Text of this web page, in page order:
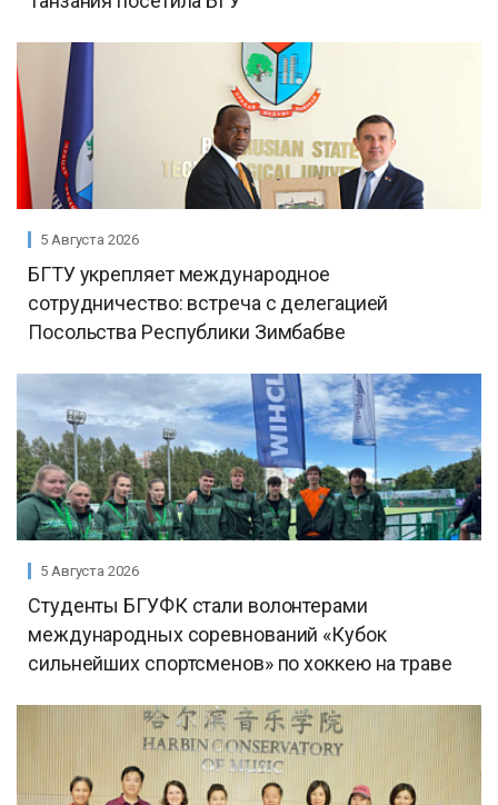
5 Августа 2026
БГТУ укрепляет международное
сотрудничество: встреча с делегацией
Посольства Республики Зимбабве
5 Августа 2026
Студенты БГУФК стали волонтерами
международных соревнований «Кубок
сильнейших спортсменов» по хоккею на траве